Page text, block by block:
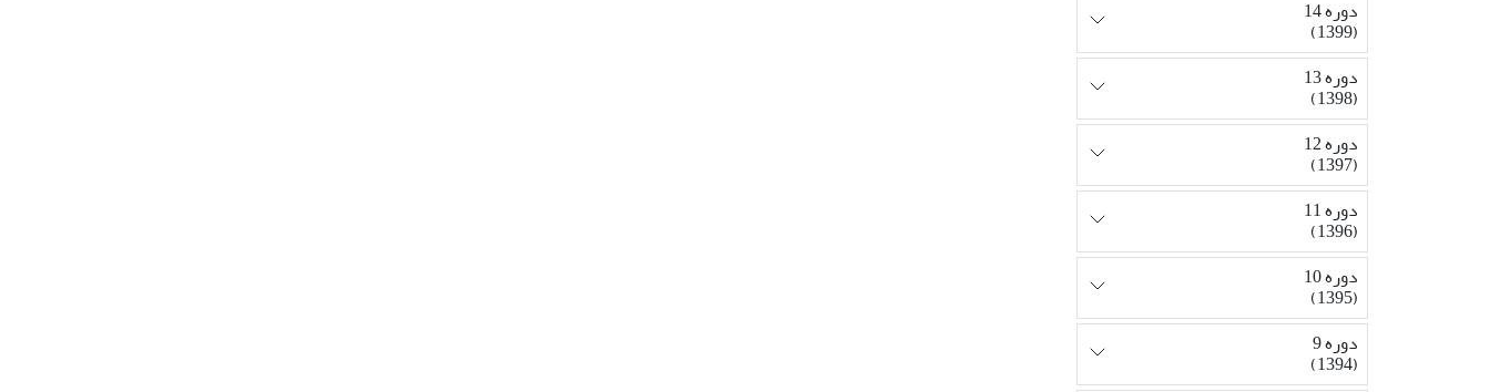
دوره 14
(1399)
دوره 13
(1398)
دوره 12
(1397)
دوره 11
(1396)
دوره 10
(1395)
دوره 9
(1394)